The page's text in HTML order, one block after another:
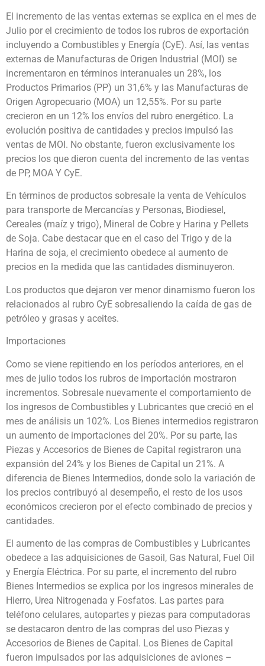
El incremento de las ventas externas se explica en el mes de
Julio por el crecimiento de todos los rubros de exportación
incluyendo a Combustibles y Energía (CyE). Así, las ventas
externas de Manufacturas de Origen Industrial (MOI) se
incrementaron en términos interanuales un 28%, los
Productos Primarios (PP) un 31,6% y las Manufacturas de
Origen Agropecuario (MOA) un 12,55%. Por su parte
crecieron en un 12% los envíos del rubro energético. La
evolución positiva de cantidades y precios impulsó las
ventas de MOI. No obstante, fueron exclusivamente los
precios los que dieron cuenta del incremento de las ventas
de PP, MOA Y CyE.
En términos de productos sobresale la venta de Vehículos
para transporte de Mercancías y Personas, Biodiesel,
Cereales (maíz y trigo), Mineral de Cobre y Harina y Pellets
de Soja. Cabe destacar que en el caso del Trigo y de la
Harina de soja, el crecimiento obedece al aumento de
precios en la medida que las cantidades disminuyeron.
Los productos que dejaron ver menor dinamismo fueron los
relacionados al rubro CyE sobresaliendo la caída de gas de
petróleo y grasas y aceites.
Importaciones
Como se viene repitiendo en los períodos anteriores, en el
mes de julio todos los rubros de importación mostraron
incrementos. Sobresale nuevamente el comportamiento de
los ingresos de Combustibles y Lubricantes que creció en el
mes de análisis un 102%. Los Bienes intermedios registraron
un aumento de importaciones del 20%. Por su parte, las
Piezas y Accesorios de Bienes de Capital registraron una
expansión del 24% y los Bienes de Capital un 21%. A
diferencia de Bienes Intermedios, donde solo la variación de
los precios contribuyó al desempeño, el resto de los usos
económicos crecieron por el efecto combinado de precios y
cantidades.
El aumento de las compras de Combustibles y Lubricantes
obedece a las adquisiciones de Gasoil, Gas Natural, Fuel Oil
y Energía Eléctrica. Por su parte, el incremento del rubro
Bienes Intermedios se explica por los ingresos minerales de
Hierro, Urea Nitrogenada y Fosfatos. Las partes para
teléfono celulares, autopartes y piezas para computadoras
se destacaron dentro de las compras del uso Piezas y
Accesorios de Bienes de Capital. Los Bienes de Capital
fueron impulsados por las adquisiciones de aviones –